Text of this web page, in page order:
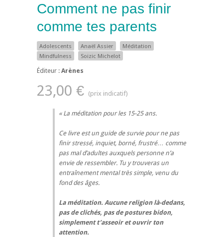
Comment ne pas finir
comme tes parents
Adolescents Anaël Assier
Méditation
Mindfulness
Soizic Michelot
Éditeur : Arènes
23,00 €
La méditation pour les 15-25 ans.
Ce livre est un guide de survie pour ne pas
finir stressé, inquiet, borné, frustré… comme
pas mal d’adultes auxquels personne n’a
envie de ressembler. Tu y trouveras un
entraînement mental très simple, venu du
fond des âges.
La méditation. Aucune religion là-dedans,
pas de clichés, pas de postures bidon,
simplement t’asseoir et ouvrir ton
attention.